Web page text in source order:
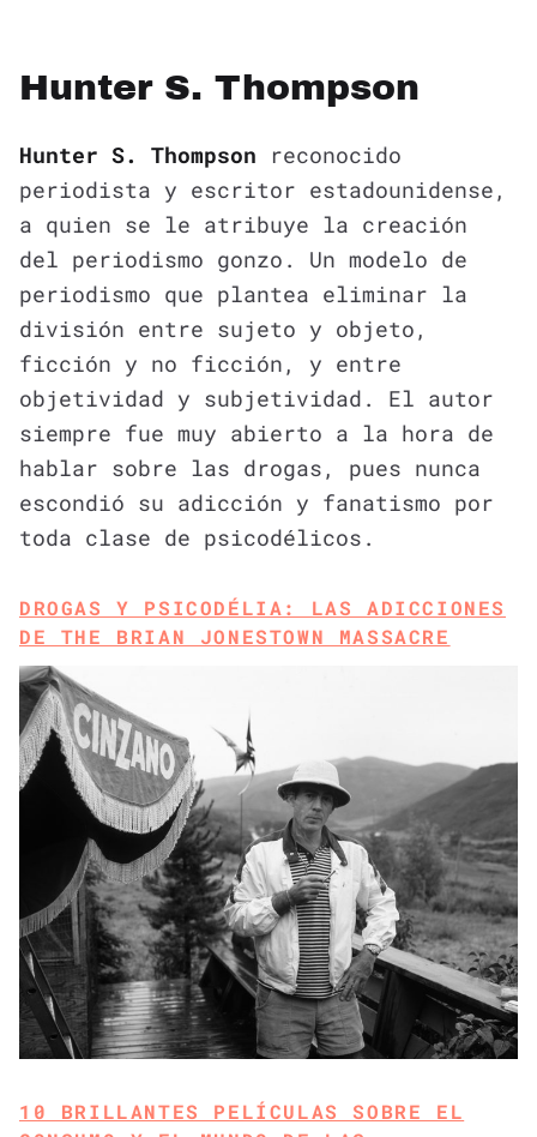
Hunter S. Thompson
Hunter S. Thompson
reconocido
periodista y escritor estadounidense,
a quien se le atribuye la creación
del periodismo gonzo. Un modelo de
periodismo que plantea eliminar la
división entre sujeto y objeto,
ficción y no ficción, y entre
objetividad y subjetividad. El autor
siempre fue muy abierto a la hora de
hablar sobre las drogas, pues nunca
escondió su adicción y fanatismo por
toda clase de psicodélicos.
DROGAS Y PSICODÉLIA: LAS ADICCIONES
DE THE BRIAN JONESTOWN MASSACRE
10 BRILLANTES PELÍCULAS SOBRE EL